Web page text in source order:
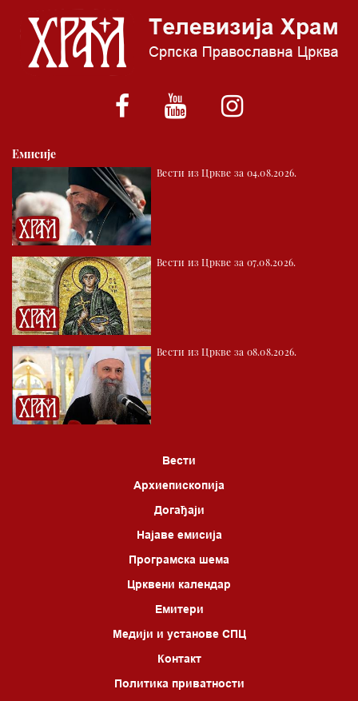
*најважније вести емитујемо на сваки пун сат
Емисије
Вести из Цркве за 04.08.2026.
Вести из Цркве за 07.08.2026.
Вести из Цркве за 08.08.2026.
Вести
Архиепископија
Догађаји
Најаве емисија
Програмска шема
Црквени календар
Емитери
Медији и установе СПЦ
Контакт
Политика приватности